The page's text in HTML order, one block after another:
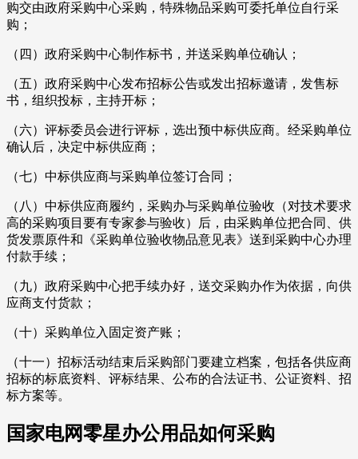
购交由政府采购中心采购，特殊物品采购可委托单位自行采
购；
（四）政府采购中心制作标书，并送采购单位确认；
（五）政府采购中心发布招标公告或发出招标邀请，发售标
书，组织投标，主持开标；
（六）评标委员会进行评标，选出预中标供应商。经采购单位
确认后，决定中标供应商；
（七）中标供应商与采购单位签订合同；
（八）中标供应商履约，采购办与采购单位验收（对技术要求
高的采购项目要有专家参与验收）后，由采购单位把合同、供
货发票原件和《采购单位验收物品意见表》送到采购中心办理
付款手续；
（九）政府采购中心把手续办好，送交采购办作为依据，向供
应商支付货款；
（十）采购单位入固定资产账；
（十一）招标活动结束后采购部门要建立档案，包括各供应商
招标的标底资料、评标结果、公布的合法证书、公证资料、招
标方案等。
国家电网零星办公用品如何采购